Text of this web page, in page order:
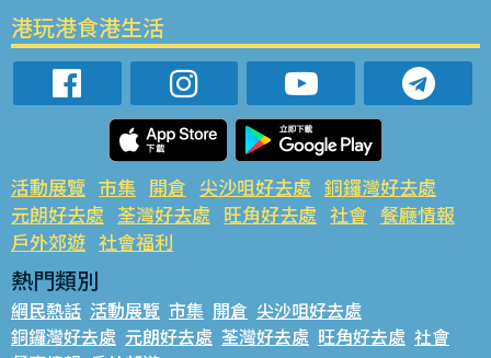
港玩港食港生活
活動展覽 市集 開倉 尖沙咀好去處 銅鑼灣好去處
元朗好去處 荃灣好去處 旺角好去處 社會 餐廳情報
戶外郊遊 社會福利
熱門類別
網民熱話 活動展覽 市集 開倉 尖沙咀好去處
銅鑼灣好去處 元朗好去處 荃灣好去處 旺角好去處 社會